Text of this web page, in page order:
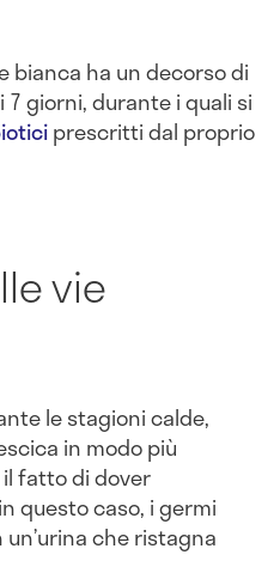
bianca ha un decorso di
giorni, durante i quali si
prescritti dal proprio
vie
le stagioni calde,
in modo più
fatto di dover
questo caso, i germi
che ristagna